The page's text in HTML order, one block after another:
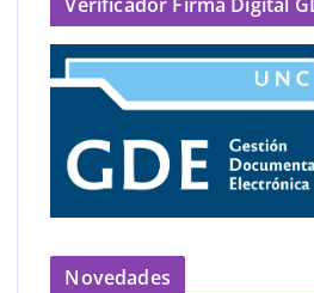
Novedades